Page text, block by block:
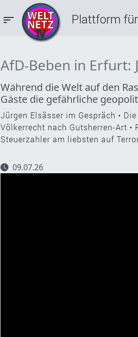
Plattform
AfD-Beben in Erfurt:
Während die Welt auf den
Gäste die gefährliche
Jürgen Elsässer im Gespräch •
Völkerrecht nach Gutsherren-Art •
Steuerzahler am liebsten auf
09.07.26